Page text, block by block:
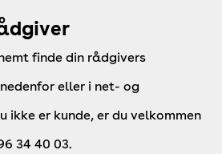
finde din rådgivers
eller i net- og
ikke er kunde, er du velkommen
34 40 03.